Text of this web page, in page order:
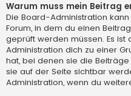
Warum muss mein Beitrag
Die Board-Administration
Forum, in dem du einen
geprüft werden müssen. Es ist
Administration dich zu einer
hat, bei denen sie die
sie auf der Seite sichtbar
Administration, wenn du